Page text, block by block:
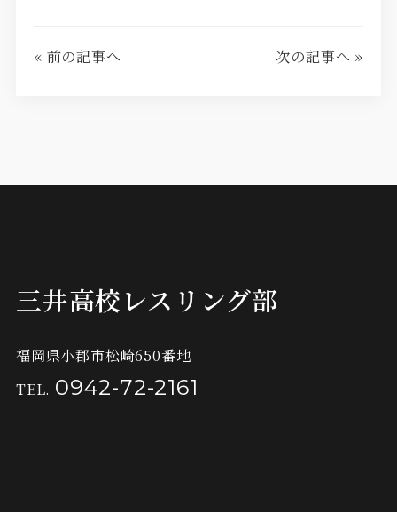
« 前の記事へ 次の記事へ »
三井高校レスリング部
福岡県小郡市松崎650番地
TEL. 0942-72-2161